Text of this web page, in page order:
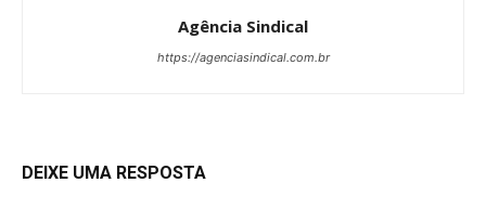
Agência Sindical
https://agenciasindical.com.br
DEIXE UMA RESPOSTA